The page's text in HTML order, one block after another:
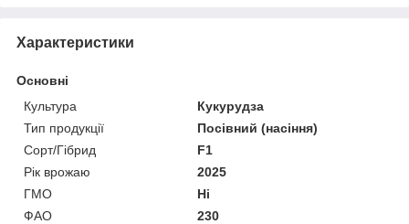
Характеристики
Основні
Культура
Кукурудза
Тип продукції
Посівний (насіння)
Сорт/Гібрид
F1
Рік врожаю
2025
ГМО
Ні
ФАО
230